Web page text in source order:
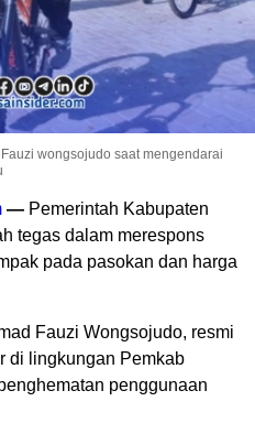
wongsojudo saat mengendarai
— Pemerintah Kabupaten
tegas dalam merespons
pada pasokan dan harga
Fauzi Wongsojudo, resmi
di lingkungan Pemkab
penggunaan